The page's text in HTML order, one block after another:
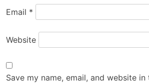
Email *
Website
Save my name, email, and website